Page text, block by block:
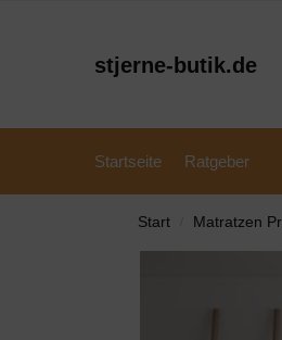
stjerne-butik.de
Startseite Ratgeber
Start Matratzen